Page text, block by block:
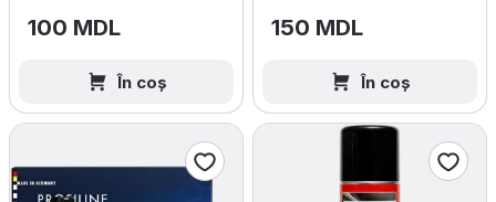
100 MDL
În coș
150 MDL
În coș